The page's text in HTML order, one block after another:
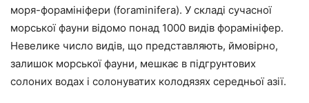
моря-форамініфери (foraminifera). У складі сучасної
морської фауни відомо понад 1000 видів форамініфер.
Невелике число видів, що представляють, ймовірно,
залишок морської фауни, мешкає в підгрунтових
солоних водах і солонуватих колодязях середньої азії.